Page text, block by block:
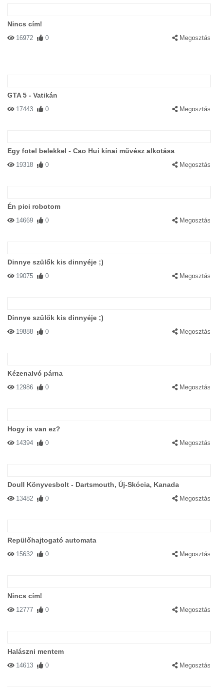
Nincs cím!
16972 0 Megosztás
GTA 5 - Vatikán
17443 0 Megosztás
Egy fotel belekkel - Cao Hui kínai művész alkotása
19318 0 Megosztás
Én pici robotom
14669 0 Megosztás
Dinnye szülők kis dinnyéje ;)
19075 0 Megosztás
Dinnye szülők kis dinnyéje ;)
19888 0 Megosztás
Kézenalvó párna
12986 0 Megosztás
Hogy is van ez?
14394 0 Megosztás
Doull Könyvesbolt - Dartsmouth, Új-Skócia, Kanada
13482 0 Megosztás
Repülőhajtogató automata
15632 0 Megosztás
Nincs cím!
12777 0 Megosztás
Halászni mentem
14613 0 Megosztás